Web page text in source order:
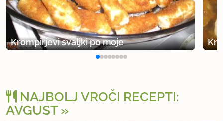
Krompirjevi svaljki po moje
NAJBOLJ VROČI RECEPTI:
AVGUST